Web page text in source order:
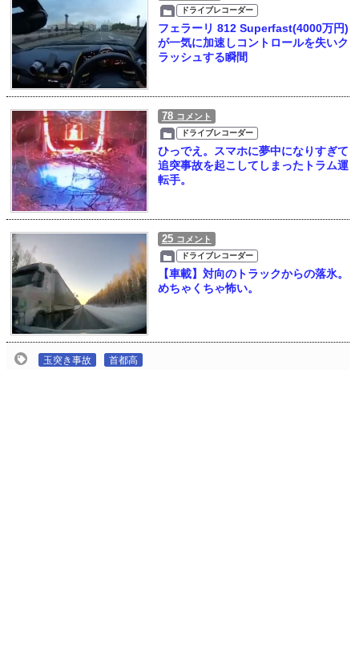
ドライブレコーダー
フェラーリ 812 Superfast(4000万円)
が一気に加速しコントロールを失いク
ラッシュする瞬間
78 コメント
ドライブレコーダー
ひっでえ。スマホに夢中になりすぎて
追突事故を起こしてしまったトラム運
転手。
25 コメント
ドライブレコーダー
【車載】対向のトラックからの落氷。
めちゃくちゃ怖い。
玉突き事故 首都高